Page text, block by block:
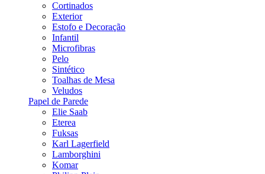
Cortinados
Exterior
Estofo e Decoração
Infantil
Microfibras
Pelo
Sintético
Toalhas de Mesa
Veludos
Papel de Parede
Elie Saab
Eterea
Fuksas
Karl Lagerfield
Lamborghini
Komar